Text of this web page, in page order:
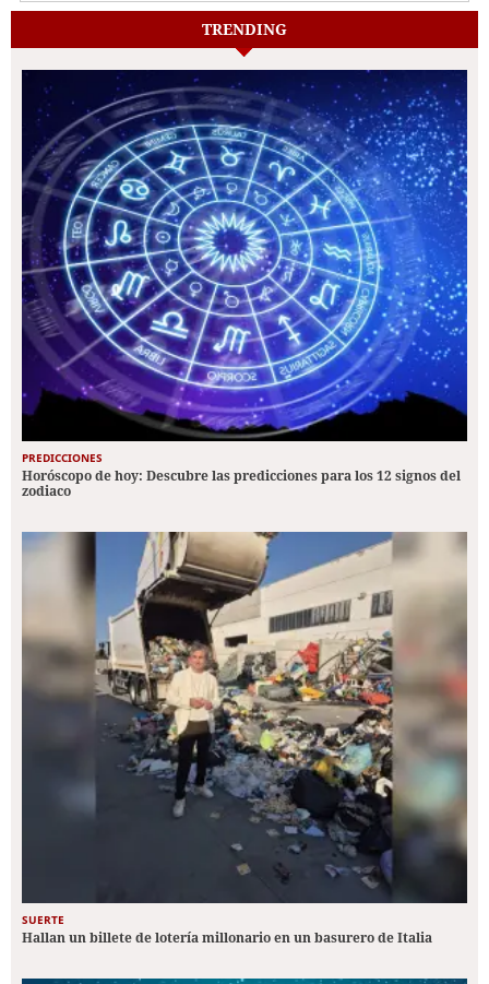
TRENDING
PREDICCIONES
Horóscopo de hoy: Descubre las predicciones para los 12 signos del
zodiaco
SUERTE
Hallan un billete de lotería millonario en un basurero de Italia